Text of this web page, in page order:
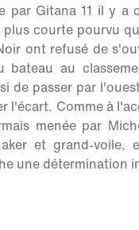
Gitana 11 il y a
courte pourvu
ont refusé de
au
de passer par
l'écart. Comme à
menée par
et grand-voile,
une détermination